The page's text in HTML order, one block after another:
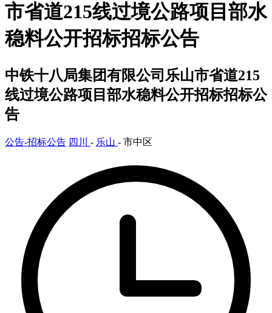
市省道215线过境公路项目部水
稳料公开招标招标公告
中铁十八局集团有限公司乐山市省道215
线过境公路项目部水稳料公开招标招标公
告
公告-招标公告 四川 - 乐山 - 市中区